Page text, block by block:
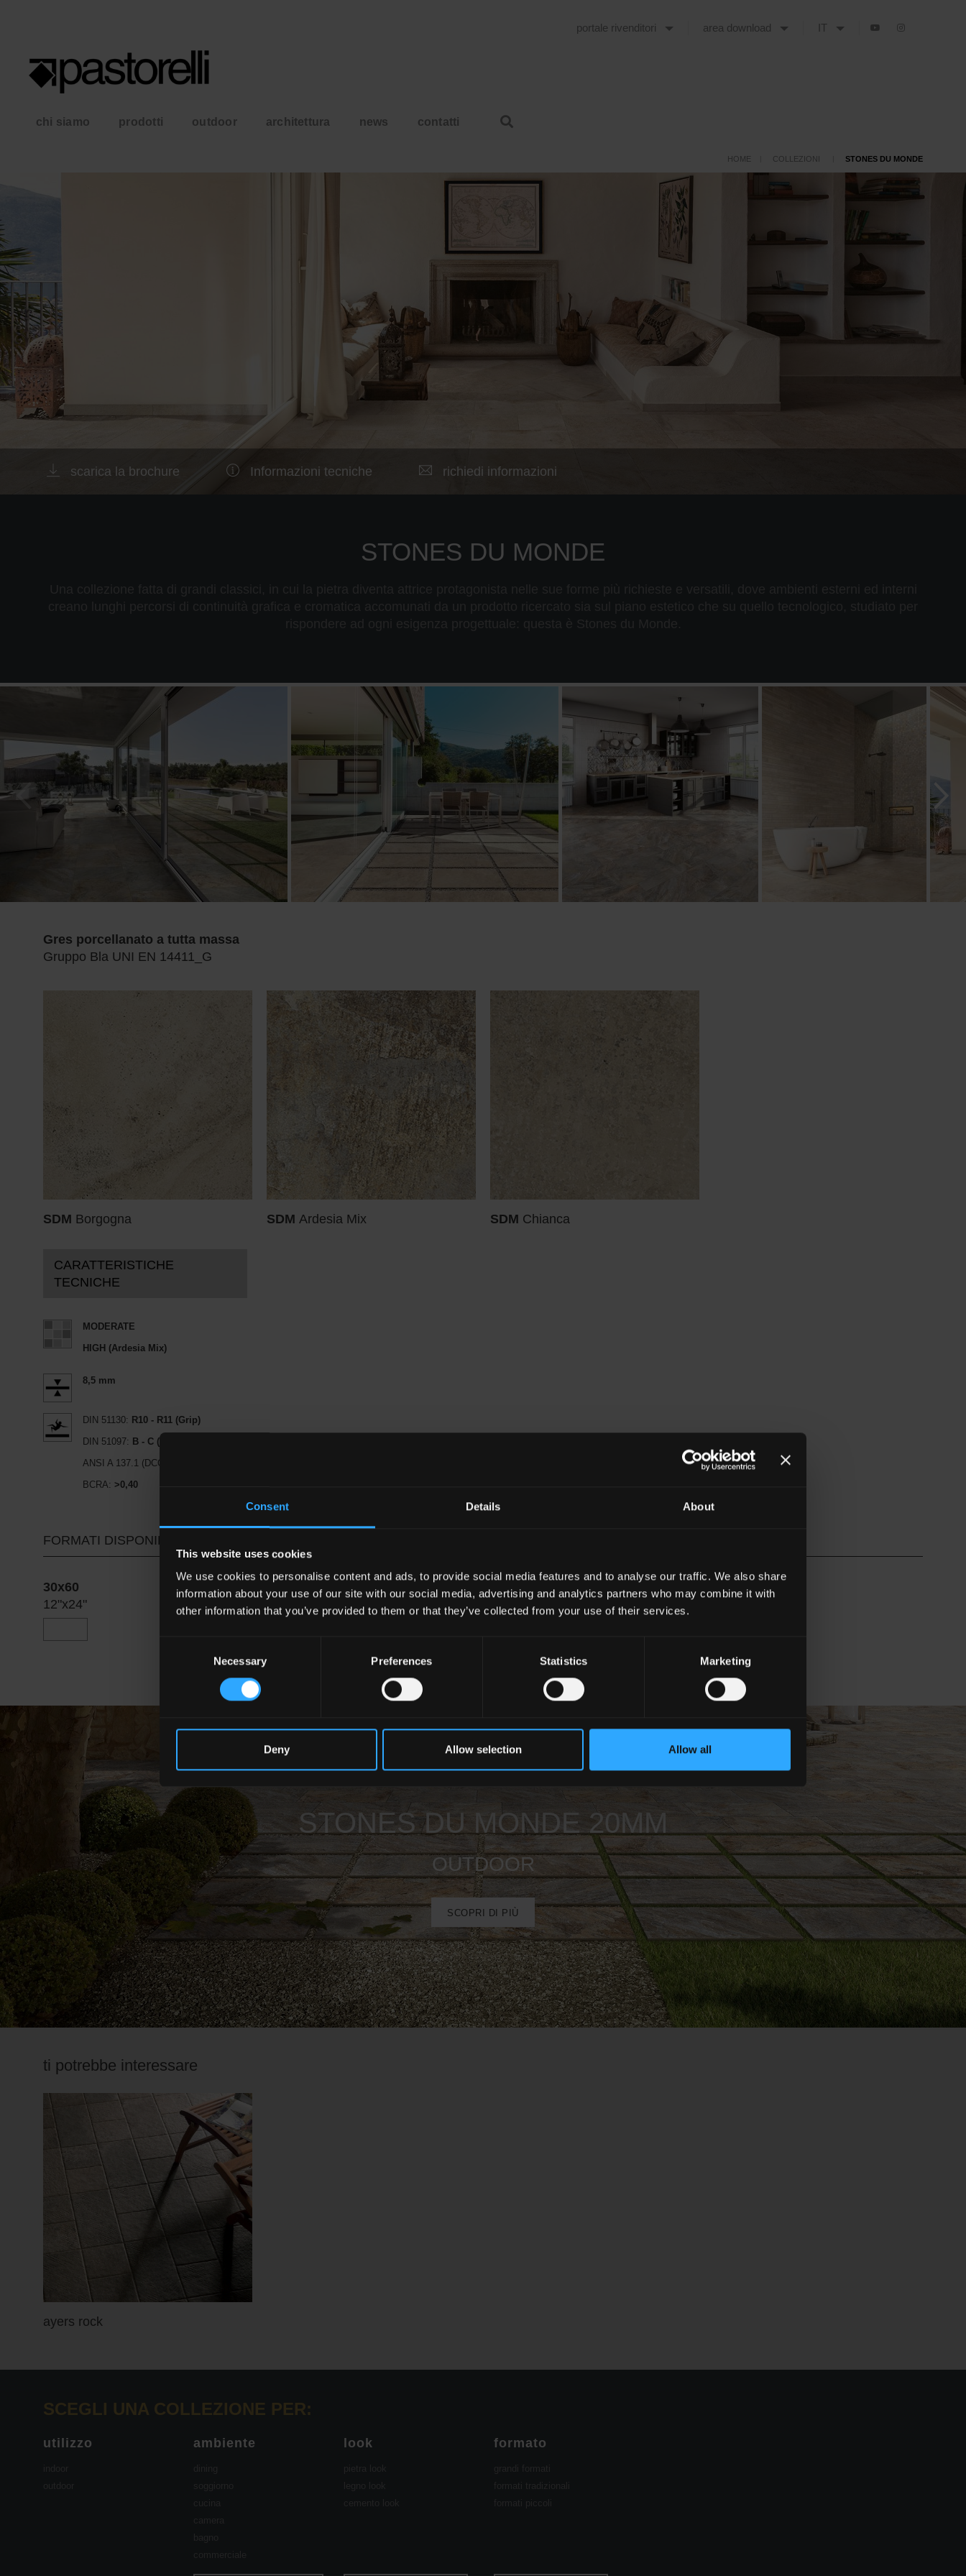
Consent Details About
This website uses cookies
We use cookies to personalise content and ads, to provide social media features and to analyse our traffic. We also share
information about your use of our site with our social media, advertising and analytics partners who may combine it with
other information that you’ve provided to them or that they’ve collected from your use of their services.
Necessary Preferences Statistics Marketing
Deny Allow selection Allow all
portale rivenditori area download IT
chi siamo prodotti outdoor architettura news contatti
HOME COLLEZIONI STONES DU MONDE
scarica la brochure Informazioni tecniche richiedi informazioni
STONES DU MONDE
Gres porcellanato a tutta massa
Gruppo Bla UNI EN 14411_G
SDM Borgogna SDM Ardesia Mix SDM Chianca
CARATTERISTICHE
TECNICHE
MODERATE
HIGH (Ardesia Mix)
8,5 mm
DIN 51130: R10 - R11 (Grip)
DIN 51097: B - C (Grip)
ANSI A 137.1 (DCOF):
BCRA: >0,40
FORMATI DISPONIBILI
30x60
12"x24"
STONES DU MONDE 20MM
OUTDOOR
SCOPRI DI PIÙ
ti potrebbe interessare
ayers rock
SCEGLI UNA COLLEZIONE PER:
utilizzo ambiente look formato